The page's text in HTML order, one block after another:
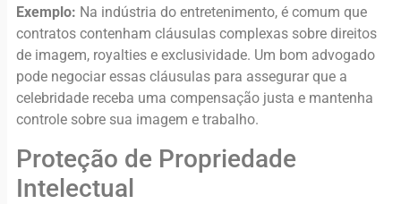
Exemplo: Na indústria do entretenimento, é comum que
contratos contenham cláusulas complexas sobre direitos
de imagem, royalties e exclusividade. Um bom advogado
pode negociar essas cláusulas para assegurar que a
celebridade receba uma compensação justa e mantenha
controle sobre sua imagem e trabalho.
Proteção de Propriedade
Intelectual